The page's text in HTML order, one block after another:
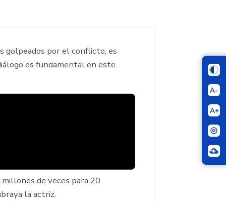
A-
A+
golpeados por el conflicto, es
es fundamental en este
de veces para 20
la actriz.